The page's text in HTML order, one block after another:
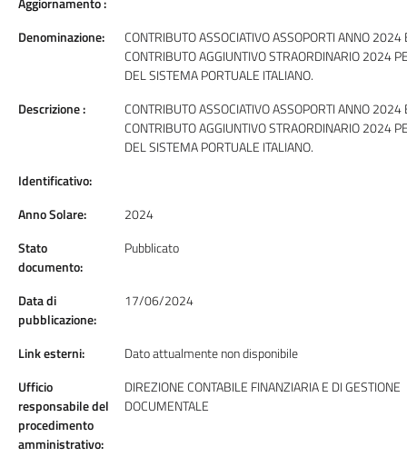
Aggiornamento :
Denominazione:
CONTRIBUTO ASSOCIATIVO ASSOPORTI ANNO 2024
CONTRIBUTO AGGIUNTIVO STRAORDINARIO 2024
DEL SISTEMA PORTUALE ITALIANO.
Descrizione :
CONTRIBUTO ASSOCIATIVO ASSOPORTI ANNO 2024
CONTRIBUTO AGGIUNTIVO STRAORDINARIO 2024
DEL SISTEMA PORTUALE ITALIANO.
Identificativo:
Anno Solare:
2024
Stato
documento:
Pubblicato
Data di
pubblicazione:
17/06/2024
Link esterni:
Dato attualmente non disponibile
Ufficio
responsabile del
procedimento
amministrativo:
DIREZIONE CONTABILE FINANZIARIA E DI GESTIONE
DOCUMENTALE